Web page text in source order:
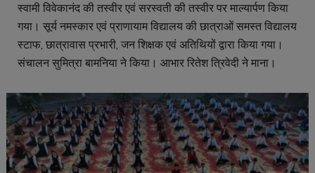
स्वामी विवेकानंद की तस्वीर एवं सरस्वती की तस्वीर पर माल्यार्पण किया
गया। सूर्य नमस्कार एवं प्राणायाम विद्यालय की छात्राओं समस्त विद्यालय
स्टाफ, छात्रावास प्रभारी, जन शिक्षक एवं अतिथियों द्वारा किया गया।
संचालन सुमित्रा बामनिया ने किया। आभार रितेश त्रिवेदी ने माना।